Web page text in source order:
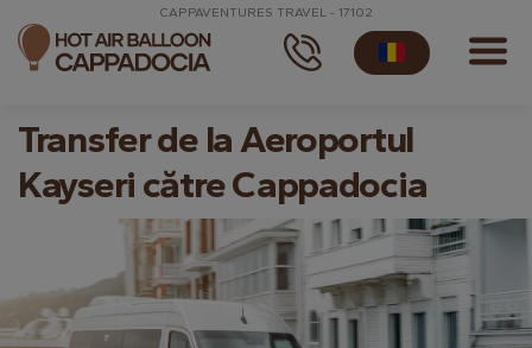
CAPPAVENTURES TRAVEL - 17102
Transfer de la Aeroportul
Kayseri către Cappadocia